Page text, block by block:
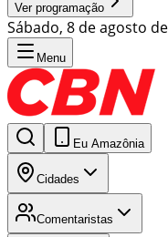
Ver programação
Sábado, 8 de agosto
Menu
Eu Amazônia
Cidades
Comentaristas